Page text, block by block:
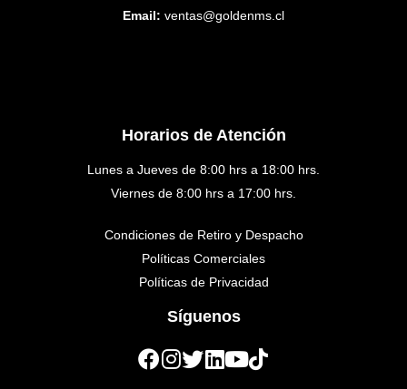
Email: ventas@goldenms.cl
Horarios de Atención
Lunes a Jueves de 8:00 hrs a 18:00 hrs.
Viernes de 8:00 hrs a 17:00 hrs.
Condiciones de Retiro y Despacho
Políticas Comerciales
Políticas de Privacidad
Síguenos